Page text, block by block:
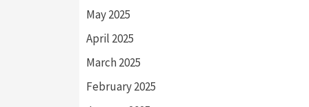
May 2025
April 2025
March 2025
February 2025